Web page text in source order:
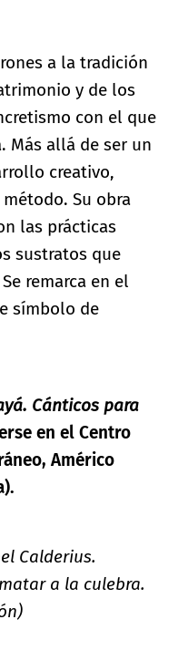
a la tradición
y de los
con el que
Más allá de ser un
creativo,
Su obra
las prácticas
sustratos que
remarca en el
símbolo de
Cánticos para
en el Centro
Américo
Calderius.
a la culebra.